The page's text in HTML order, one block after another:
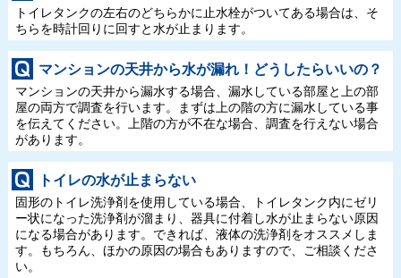
トイレタンクの左右のどちらかに止水栓がついてある場合は、そ
ちらを時計回りに回すと水が止まります。
マンションの天井から水が漏れ！どうしたらいいの？
マンションの天井から漏水する場合、漏水している部屋と上の部
屋の両方で調査を行います。まずは上の階の方に漏水している事
を伝えてください。上階の方が不在な場合、調査を行えない場合
があります。
トイレの水が止まらない
固形のトイレ洗浄剤を使用している場合、トイレタンク内にゼリ
ー状になった洗浄剤が溜まり、器具に付着し水が止まらない原因
になる場合があります。できれば、液体の洗浄剤をオススメしま
す。もちろん、ほかの原因の場合もありますので、ご相談くださ
い。